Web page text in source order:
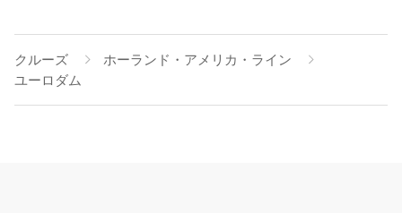
クルーズ
ホーランド・アメリカ・ライン
ユーロダム